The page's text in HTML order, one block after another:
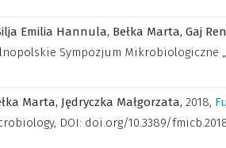
Emilia Hannula, Bełka Marta, Gaj
Sympozjum Mikrobiologiczne
Marta, Jędryczka Małgorzata, 2018,
, DOI: doi.org/10.3389/